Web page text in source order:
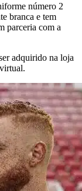
número 2
branca e tem
parceria com a
adquirido na loja